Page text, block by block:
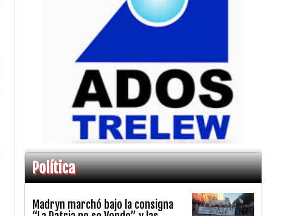
Política
Madryn marchó bajo la consigna